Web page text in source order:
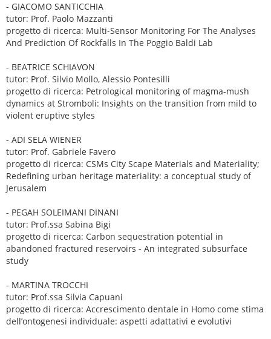
- GIACOMO SANTICCHIA
tutor: Prof. Paolo Mazzanti
progetto di ricerca: Multi-Sensor Monitoring For The Analyses
And Prediction Of Rockfalls In The Poggio Baldi Lab
- BEATRICE SCHIAVON
tutor: Prof. Silvio Mollo, Alessio Pontesilli
progetto di ricerca: Petrological monitoring of magma-mush
dynamics at Stromboli: Insights on the transition from mild to
violent eruptive styles
- ADI SELA WIENER
tutor: Prof. Gabriele Favero
progetto di ricerca: CSMs City Scape Materials and Materiality;
Redefining urban heritage materiality: a conceptual study of
Jerusalem
- PEGAH SOLEIMANI DINANI
tutor: Prof.ssa Sabina Bigi
progetto di ricerca: Carbon sequestration potential in
abandoned fractured reservoirs - An integrated subsurface
study
- MARTINA TROCCHI
tutor: Prof.ssa Silvia Capuani
progetto di ricerca: Accrescimento dentale in Homo come stima
dell’ontogenesi individuale: aspetti adattativi e evolutivi